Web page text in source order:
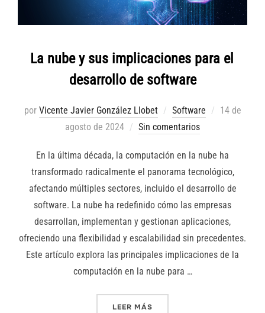
La nube y sus implicaciones para el
desarrollo de software
por Vicente Javier González Llobet Software
Publicado
14 de
agosto de 2024
Sin comentarios
En la última década, la computación en la nube ha
transformado radicalmente el panorama tecnológico,
afectando múltiples sectores, incluido el desarrollo de
software. La nube ha redefinido cómo las empresas
desarrollan, implementan y gestionan aplicaciones,
ofreciendo una flexibilidad y escalabilidad sin precedentes.
Este artículo explora las principales implicaciones de la
computación en la nube para …
LEER MÁS